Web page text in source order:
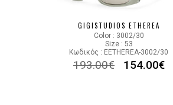
GIGISTUDIOS ETHEREA
Color : 3002/30
Size : 53
Κωδικός : EETHEREA-3002/30
193.00€ 154.00€